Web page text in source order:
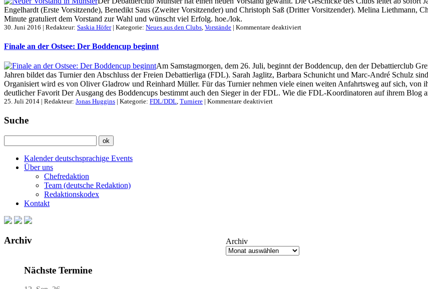
Turnier;
gewinnt
Engelhardt (Erste Vorsitzende), Benedikt Saus (Zweiter Vorsitzender) und Christoph Saß (Dritter Vorsitzender). Melina Liethmann,
Minute gratuliert dem Vorstand zur Wahl und wünscht viel Erfolg. hoe./lok.
30. Juni 2016 | Redakteur: Saskia Höfer| Kategorie: Neues aus den Clubs Vorstände | Kommentare deaktiviertfür
Finale an der Ostsee: Der Boddencup beginnt
Am Samstagmorgen, dem 26. Juli, beginnt der Boddencup, den der Debattierclub
Jahren bildet das Turnier den Abschluss der Freien Debattierliga (FDL). Sarah Jaglitz, Barbara Schunicht und Marc-André Schulz
Organisiert wird es von Oliver Gladrow und Reinhard Müller. Für das Turnier nehmen viele einen weiten Anfahrtsweg auf sich, von
deutlicher Favorit Der Ausgang des Boddencups bestimmt auch den Sieger in der FDL. Wie die FDL-Koordinatoren auf ihrem Blog
25. Juli 2014 | Redakteur: Jonas Huggins | Kategorie: FDL/DDL, Turniere | Kommentare deaktiviertfür
Suche
Kalender deutschsprachige Events
Über uns
Chefredaktion
Team (deutsche Redaktion)
Redaktionskodex
Kontakt
Archiv Archiv
Nächste Termine